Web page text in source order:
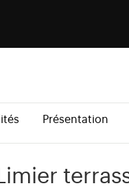
Présentation